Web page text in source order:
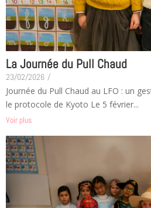
La Journée du Pull Chaud
23/02/2026 /
Journée du Pull Chaud au LFO : un
le protocole de Kyoto Le 5 février...
Voir plus